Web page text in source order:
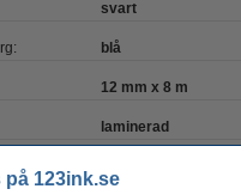
123ink.se
svart
blå
12 mm x 8 m
laminerad